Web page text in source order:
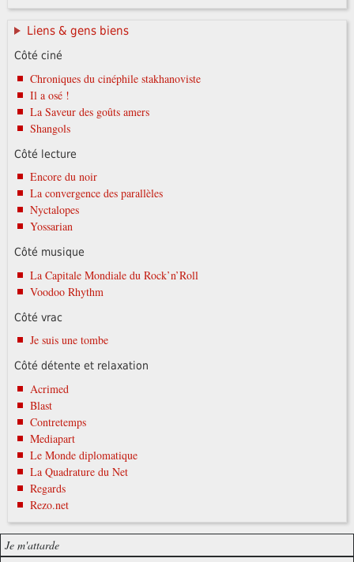
Liens & gens biens
Côté ciné
Chroniques du cinéphile stakhanoviste
Il a osé !
La Saveur des goûts amers
Shangols
Côté lecture
Encore du noir
La convergence des parallèles
Nyctalopes
Yossarian
Côté musique
La Capitale Mondiale du Rock’n’Roll
Voodoo Rhythm
Côté vrac
Je suis une tombe
Côté détente et relaxation
Acrimed
Blast
Contretemps
Mediapart
Le Monde diplomatique
La Quadrature du Net
Regards
Rezo.net
Je m'attarde